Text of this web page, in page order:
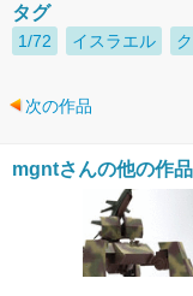
タグ
1/72 イスラエル
次の作品
mgntさんの他の作品